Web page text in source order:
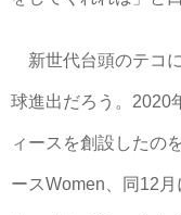
新世代台頭のテコ
球進出だろう。2020
ィースを創設したの
ースWomen、同12